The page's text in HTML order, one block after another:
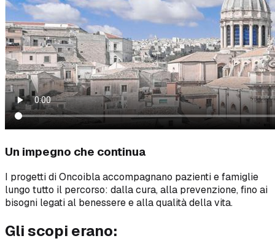
Un impegno che continua
I progetti di Oncoibla accompagnano pazienti e famiglie
lungo tutto il percorso: dalla cura, alla prevenzione, fino ai
bisogni legati al benessere e alla qualità della vita.
Gli scopi erano: